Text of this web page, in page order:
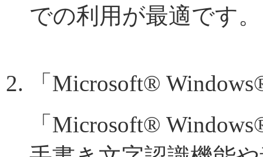
での利用が最適です。
「Microsoft®
「Microsoft®